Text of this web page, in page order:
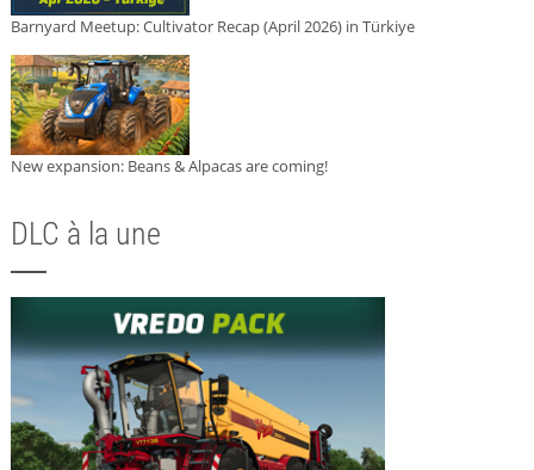
Barnyard Meetup: Cultivator Recap (April 2026) in Türkiye
New expansion: Beans & Alpacas are coming!
DLC à la une